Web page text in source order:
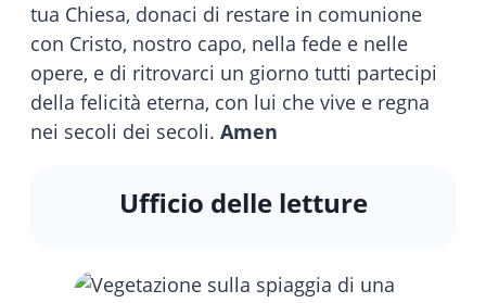
tua Chiesa, donaci di restare in comunione
con Cristo, nostro capo, nella fede e nelle
opere, e di ritrovarci un giorno tutti partecipi
della felicità eterna, con lui che vive e regna
nei secoli dei secoli. Amen
Ufficio delle letture